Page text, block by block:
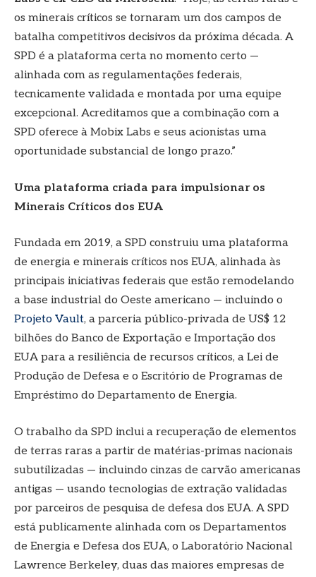
os minerais críticos se tornaram um dos campos de
batalha competitivos decisivos da próxima década. A
SPD é a plataforma certa no momento certo —
alinhada com as regulamentações federais,
tecnicamente validada e montada por uma equipe
excepcional. Acreditamos que a combinação com a
SPD oferece à Mobix Labs e seus acionistas uma
oportunidade substancial de longo prazo.”
Uma plataforma criada para impulsionar os
Minerais Críticos dos EUA
Fundada em 2019, a SPD construiu uma plataforma
de energia e minerais críticos nos EUA, alinhada às
principais iniciativas federais que estão remodelando
a base industrial do Oeste americano — incluindo o
Projeto Vault, a parceria público-privada de US$ 12
bilhões do Banco de Exportação e Importação dos
EUA para a resiliência de recursos críticos, a Lei de
Produção de Defesa e o Escritório de Programas de
Empréstimo do Departamento de Energia.
O trabalho da SPD inclui a recuperação de elementos
de terras raras a partir de matérias-primas nacionais
subutilizadas — incluindo cinzas de carvão americanas
antigas — usando tecnologias de extração validadas
por parceiros de pesquisa de defesa dos EUA. A SPD
está publicamente alinhada com os Departamentos
de Energia e Defesa dos EUA, o Laboratório Nacional
Lawrence Berkeley, duas das maiores empresas de